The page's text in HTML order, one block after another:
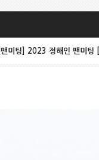
[팬미팅] 2023 정해인 팬미팅